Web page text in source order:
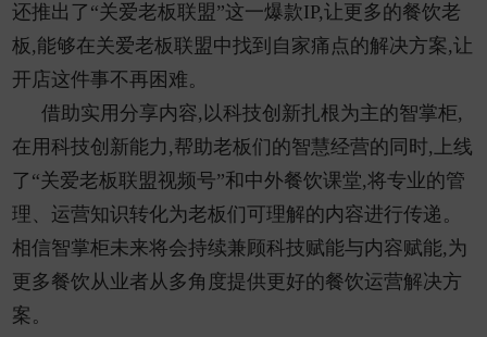
还推出了“关爱老板联盟”这一爆款IP,让更多的餐饮老
板,能够在关爱老板联盟中找到自家痛点的解决方案,让
开店这件事不再困难。
借助实用分享内容,以科技创新扎根为主的智掌柜,
在用科技创新能力,帮助老板们的智慧经营的同时,上线
了“关爱老板联盟视频号”和中外餐饮课堂,将专业的管
理、运营知识转化为老板们可理解的内容进行传递。
相信智掌柜未来将会持续兼顾科技赋能与内容赋能,为
更多餐饮从业者从多角度提供更好的餐饮运营解决方
案。